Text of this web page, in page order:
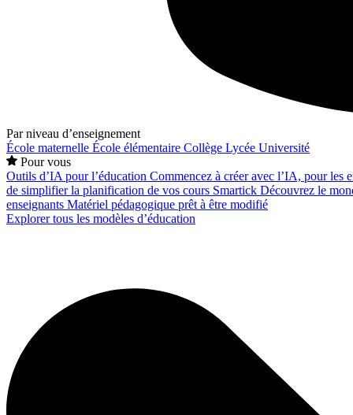
Par niveau d’enseignement
École maternelle École élémentaire Collège Lycée Université
Pour vous
Outils d’IA pour l’éducation Commencez à créer avec l’IA, pour les
de simplifier la planification de vos cours Smartick Découvrez le
enseignants Matériel pédagogique prêt à être modifié
Explorer tous les modèles d’éducation